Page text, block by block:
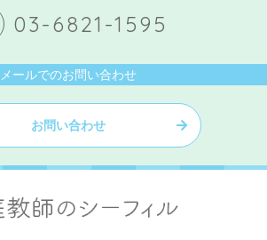
03-6821-1595
メールでのお問い合わせ
お問い合わせ